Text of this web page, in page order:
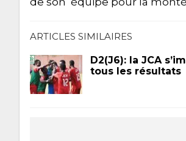
ARTICLES SIMILAIRES
D2(J6): la JCA
tous les résultats